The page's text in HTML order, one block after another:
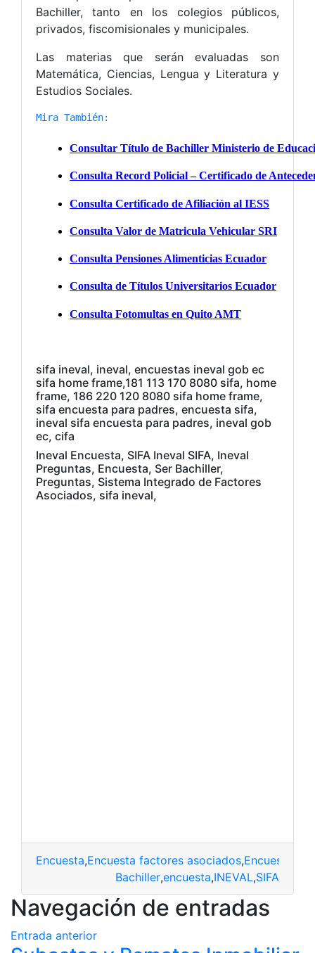
Bachiller, tanto en los colegios públicos,
privados, fiscomisionales y municipales.
Las materias que serán evaluadas son
Matemática, Ciencias, Lengua y Literatura y
Estudios Sociales.
Mira También:
sifa ineval, ineval, encuestas ineval gob ec
sifa home frame,181 113 170 8080 sifa, home
frame, 186 220 120 8080 sifa home frame,
sifa encuesta para padres, encuesta sifa,
ineval sifa encuesta para padres, ineval gob
ec, cifa
Ineval Encuesta, SIFA Ineval SIFA, Ineval
Preguntas, Encuesta, Ser Bachiller,
Preguntas, Sistema Integrado de Factores
Asociados, sifa ineval,
Encuesta,Encuesta factores asociados,Encuestas
Bachiller,encuesta,INEVAL,SIFA
Navegación de entradas
Entrada anterior